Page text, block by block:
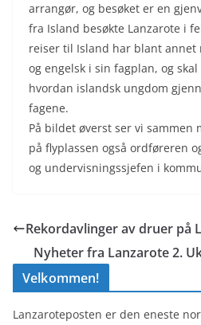
arrangør, og besøket er en
fra Island besøkte Lanzarote i
reiser til Island har blant
og engelsk i sin fagplan, og
hvordan islandsk ungdom
fagene.
På bildet øverst ser vi sammen
på flyplassen også ordføreren
og undervisningssjefen i
Rekordavlinger av druer på
Nyheter fra Lanzarote 2.
Velkommen!
Lanzaroteposten er den eneste